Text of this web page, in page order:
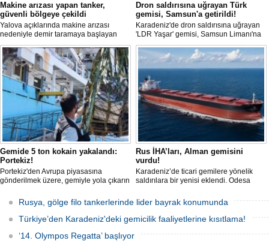
Makine arızası yapan tanker,
güvenli bölgeye çekildi
Yalova açıklarında makine arızası
nedeniyle demir taramaya başlayan
tanker, römorkör eşliğinde güvenli
şekilde demirleme sahasına alındı.
Dron saldırısına uğrayan Türk
gemisi, Samsun'a getirildi!
Karadeniz'de dron saldırısına uğrayan
'LDR Yaşar' gemisi, Samsun Limanı'na
güvenli bir şekilde ulaştı. Saldırıda can
kaybı yaşanmadı, ancak büyük çapta
maddi hasar oluştu.
Gemide 5 ton kokain yakalandı:
Portekiz!
Portekiz'den Avrupa piyasasına
gönderilmek üzere, gemiyle yola çıkarın
hava ve deniz kuvvetlerinin
operasyonuyla durduruldu. Operasyon
kapsamında, gemideki iki yabancı
uyruklu kişi bir gemi mürettebatı
gözaltına alındı.
Rus İHA’ları, Alman gemisini
vurdu!
Karadeniz’de ticari gemilere yönelik
saldırılara bir yenisi eklendi. Odesa
aldığı Alman işletmesindeki Emil
gemisinde yangın çıktı; teknik sistemler
durunca mürettebat tahliye edildi.
Rusya, gölge filo tankerlerinde lider bayrak konumunda
Türkiye’den Karadeniz'deki gemicilik faaliyetlerine kısıtlama!
‘14. Olympos Regatta’ başlıyor